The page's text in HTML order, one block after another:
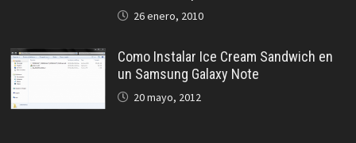
26 enero, 2010
Como Instalar Ice Cream Sandwich en
un Samsung Galaxy Note
20 mayo, 2012